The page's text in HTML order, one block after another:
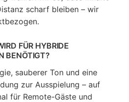
scharf bleiben – wir
FÜR HYBRIDE
BENÖTIGT?
sauberer Ton und eine
zur Ausspielung – auf
für Remote-Gäste und